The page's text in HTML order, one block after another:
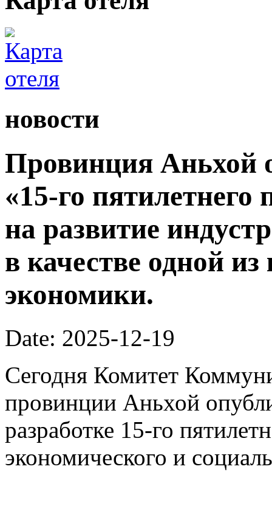
новости
Провинция Аньхой
«15-го
на развитие
в качестве одной
экономики.
Date: 2025-12-19
Сегодня Комитет
провинции Аньхой
разработке 15-го
экономического и